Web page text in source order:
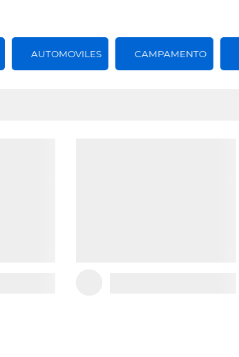
AUTOMOVILES CAMPAMENTO